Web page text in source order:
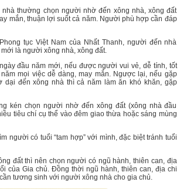
nhà thường chọn người nhờ đến xông nhà, xông đất
mắn, thuận lợi suốt cả năm. Người phù hợp cần đáp
tục Việt Nam của Nhất Thanh, người đến nhà
là người xông nhà, xông đất.
đầu năm mới, nếu được người vui vẻ, dễ tính, tốt
mọi việc dễ dàng, may mắn. Ngược lại, nếu gặp
dại đến xông nhà thì cả năm làm ăn khó khăn, gặp
kén chọn người nhờ đến xông đất (xông nhà đầu
tiêu chí cụ thể vào đêm giao thừa hoặc sáng mùng
người có tuổi “tam hợp” với mình, đặc biệt tránh tuổi
đất thì nên chọn người có ngũ hành, thiên can, địa
của Gia chủ. Đồng thời ngũ hành, thiên can, địa chi
tương sinh với người xông nhà cho gia chủ.